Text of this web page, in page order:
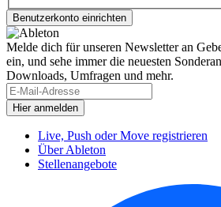
Melde dich für unseren Newsletter an
ein, und sehe immer die neuesten
Downloads, Umfragen und mehr.
Live, Push oder Move registrieren
Über Ableton
Stellenangebote